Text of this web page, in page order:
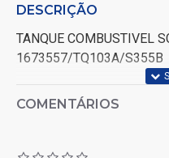
DESCRIÇÃO
TANQUE COMBUSTIVEL
1673557/TQ103A/S355B
COMENTÁRIOS